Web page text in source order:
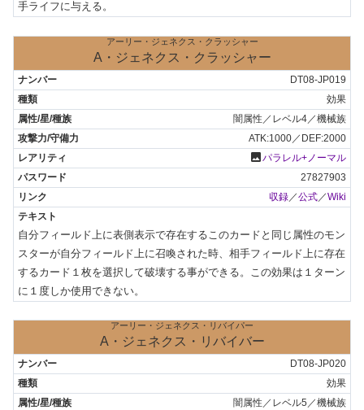
手ライフに与える。
アーリー・ジェネクス・クラッシャー
A・ジェネクス・クラッシャー
DT08-JP019
効果
闇属性／レベル4／機械族
ATK:1000／DEF:2000
photoパラレル+ノーマル
27827903
収録 ／公式 ／Wiki
自分フィールド上に表側表示で存在するこのカードと同じ属性のモン
スターが自分フィールド上に召喚された時、相手フィールド上に存在
するカード１枚を選択して破壊する事ができる。この効果は１ターン
に１度しか使用できない。
アーリー・ジェネクス・リバイパー
A・ジェネクス・リバイバー
DT08-JP020
効果
闇属性／レベル5／機械族